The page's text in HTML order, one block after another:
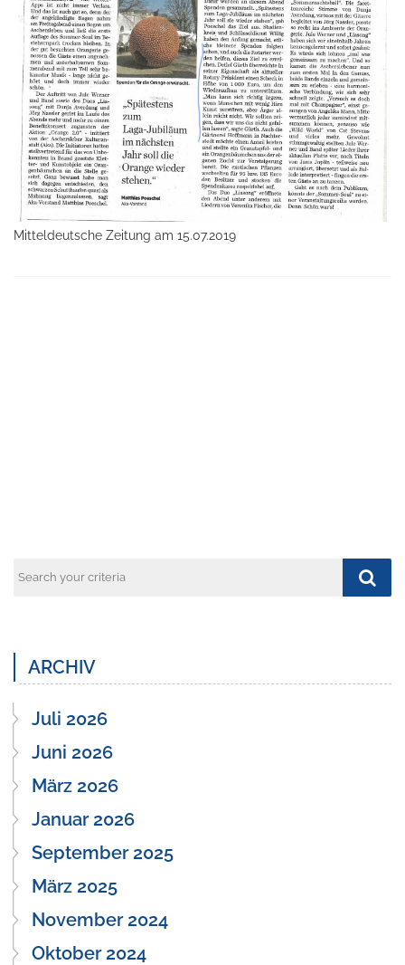
Mitteldeutsche Zeitung am 15.07.2019
ARCHIV
Juli 2026
Juni 2026
März 2026
Januar 2026
September 2025
März 2025
November 2024
Oktober 2024